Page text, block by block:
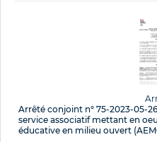
Arrêté conjoint n° 75-2023-05-
service associatif mettant en
éducative en milieu ouvert